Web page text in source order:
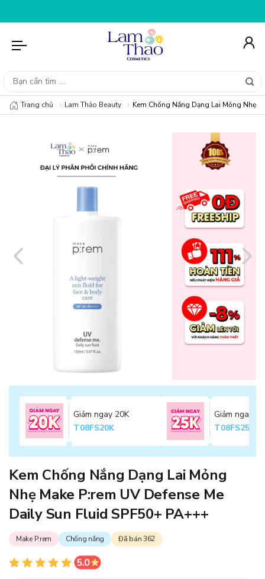
Trang chủ Lam Thảo Beauty Kem Chống Nắng Dạng Lai Mỏng Nhẹ
Giảm ngay 20K
T08FS20K
Giảm ngay
T08FS25K
Kem Chống Nắng Dạng Lai Mỏng
Nhẹ Make P:rem UV Defense Me
Daily Sun Fluid SPF50+ PA+++
Make P:rem Chống nắng Đã bán 362